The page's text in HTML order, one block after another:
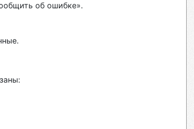
об ошибке».